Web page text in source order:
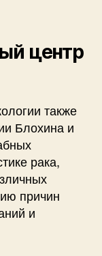
центр
также
Блохина и
рака,
причин
и